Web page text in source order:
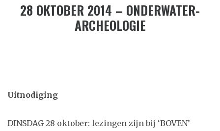
28 OKTOBER 2014 – ONDERWATER-
ARCHEOLOGIE
Uitnodiging
DINSDAG 28 oktober: lezingen zijn bij ‘BOVEN’